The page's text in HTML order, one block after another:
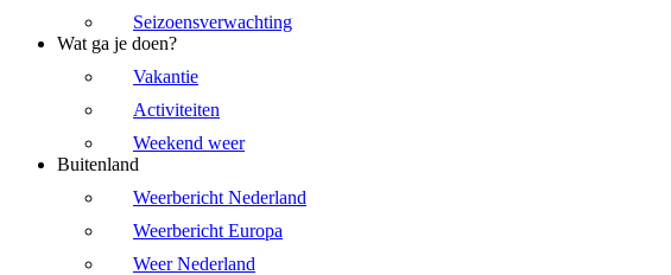
Seizoensverwachting
Wat ga je doen?
Vakantie
Activiteiten
Weekend weer
Buitenland
Weerbericht Nederland
Weerbericht Europa
Weer Nederland